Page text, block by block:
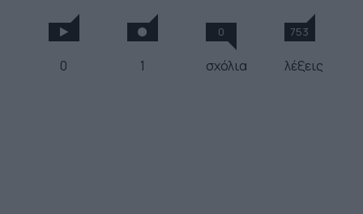
0 1
0
σχόλια
753
λέξεις